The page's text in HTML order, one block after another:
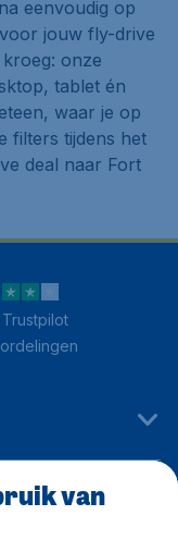
eenvoudig op
jouw fly-drive
onze
tablet én
waar je op
filters tijdens het
deal naar Fort
van